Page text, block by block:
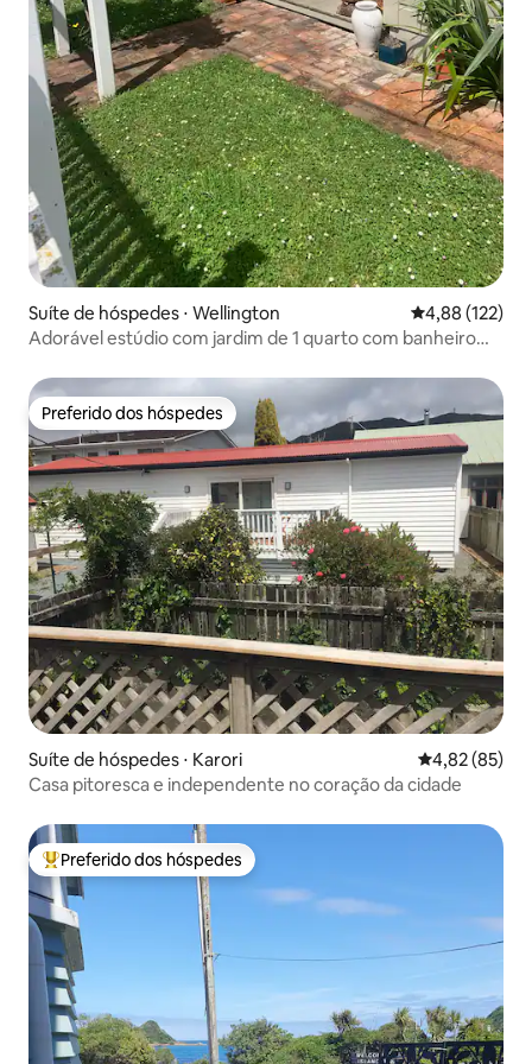
Suíte de hóspedes ⋅ Wellington 4,88 de uma
4,88 (122)
Adorável estúdio com jardim de 1 quarto com banheiro
Preferido dos hóspedes
Preferido dos hóspedes
Suíte de hóspedes ⋅ Karori 4,82 de uma
4,82 (85)
Casa pitoresca e independente no coração da cidade
Entre os melhores preferidos dos hóspedes
Preferido dos hóspedes